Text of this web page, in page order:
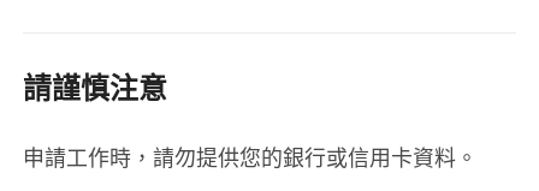
請謹慎注意
申請工作時，請勿提供您的銀行或信用卡資料。